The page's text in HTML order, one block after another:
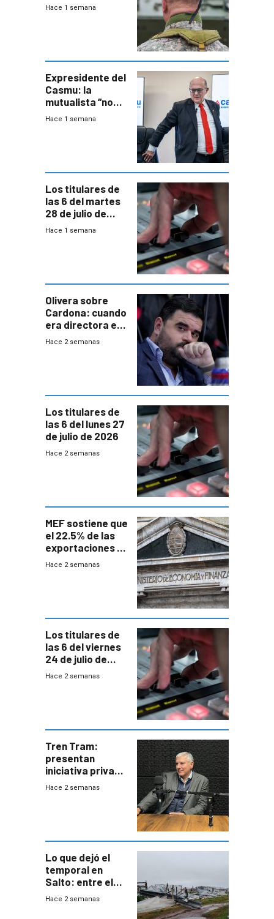
seguridad
Hace 1 semana
Expresidente del
Casmu: la
mutualista “no
está para pagar”
Hace 1 semana
Los titulares de
las 6 del martes
28 de julio de
2026
Hace 1 semana
Olivera sobre
Cardona: cuando
era directora en
UTE “no era muy
Hace 2 semanas
Los titulares de
las 6 del lunes 27
de julio de 2026
Hace 2 semanas
MEF sostiene que
el 22.5% de las
exportaciones a
EE.UU se verán
Hace 2 semanas
Los titulares de
las 6 del viernes
24 de julio de
2026
Hace 2 semanas
Tren Tram:
presentan
iniciativa privada
para una red de
Hace 2 semanas
Lo que dejó el
temporal en
Salto: entre el
impacto
Hace 2 semanas